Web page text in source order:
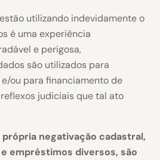
utilizando indevidamente o
é uma experiência
e perigosa,
são utilizados para
ou para financiamento de
judiciais que tal ato
própria negativação cadastral,
empréstimos diversos, são